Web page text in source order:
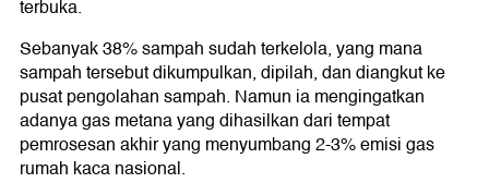
terbuka.
Sebanyak 38% sampah sudah terkelola, yang mana
sampah tersebut dikumpulkan, dipilah, dan diangkut ke
pusat pengolahan sampah. Namun ia mengingatkan
adanya gas metana yang dihasilkan dari tempat
pemrosesan akhir yang menyumbang 2-3% emisi gas
rumah kaca nasional.